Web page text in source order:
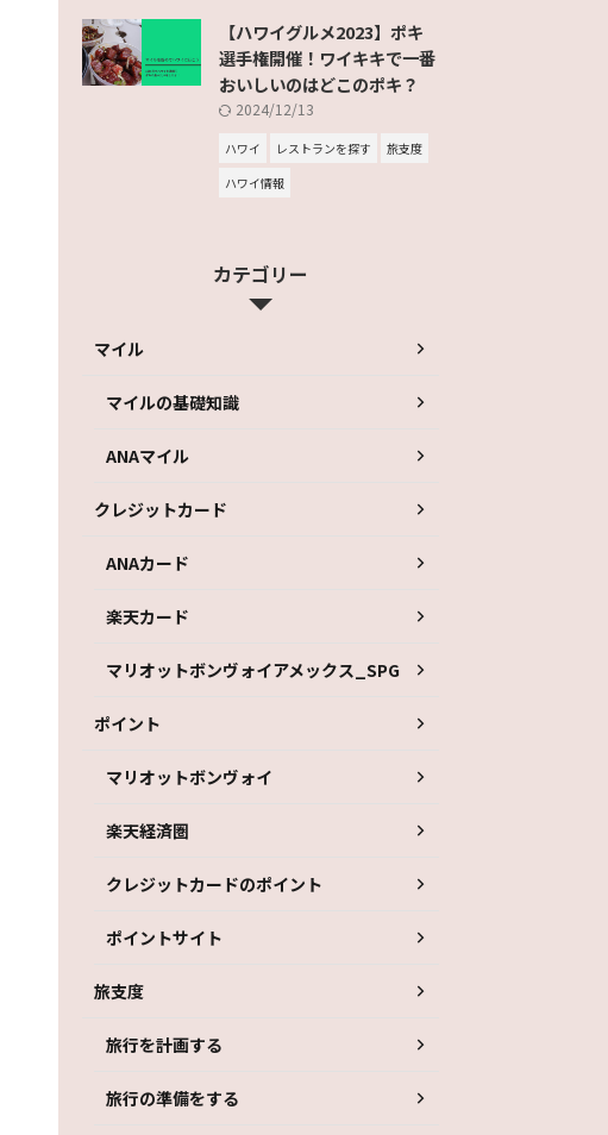
【ハワイグルメ2023】ポキ
選手権開催！ワイキキで一番
おいしいのはどこのポキ？
2024/12/13
ハワイ レストランを探す
旅支度
ハワイ情報
カテゴリー
マイル
マイルの基礎知識
ANAマイル
クレジットカード
ANAカード
楽天カード
マリオットボンヴォイアメックス_SPG
ポイント
マリオットボンヴォイ
楽天経済圏
クレジットカードのポイント
ポイントサイト
旅支度
旅行を計画する
旅行の準備をする